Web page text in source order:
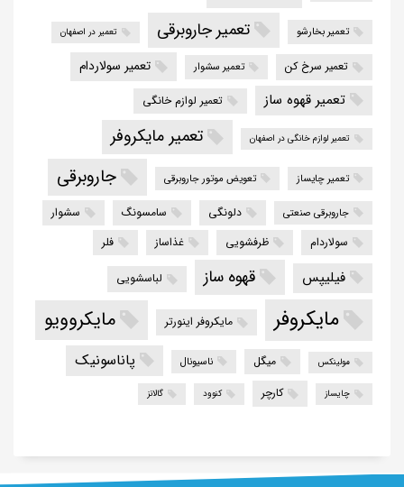
تعمیر بخارشو تعمیر جاروبرقی تعمیر در اصفهان
تعمیر سرخ کن تعمیر سشوار تعمیر سولاردام
تعمیر قهوه ساز تعمیر لوازم خانگی
تعمیر لوازم خانگی در اصفهان تعمیر مایکروفر
تعمیر چایساز تعویض موتور جاروبرقی جاروبرقی
جاروبرقی صنعتی دلونگی سامسونگ
سشوار
سولاردام
ظرفشویی غذاساز فلر
فیلیپس قهوه ساز لباسشویی
مایکروفر مایکروفر اینورتر مایکروویو
مولینکس میگل ناسیونال پاناسونیک
چایساز کارچر کنوود گالانز